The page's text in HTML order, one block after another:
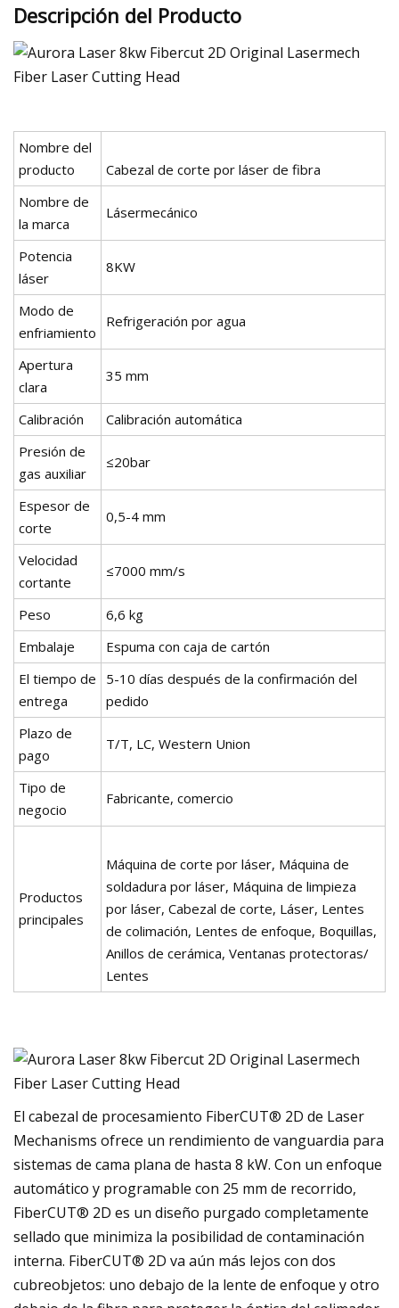
Descripción del Producto
Nombre del
producto
Cabezal de corte por láser de fibra
Nombre de
la marca
Lásermecánico
Potencia
láser
8KW
Modo de
enfriamiento
Refrigeración por agua
Apertura
clara
35 mm
Calibración
Calibración automática
Presión de
gas auxiliar
≤20bar
Espesor de
corte
0,5-4 mm
Velocidad
cortante
≤7000 mm/s
Peso
6,6 kg
Embalaje
Espuma con caja de cartón
El tiempo de
entrega
5-10 días después de la confirmación del
pedido
Plazo de
pago
T/T, LC, Western Union
Tipo de
negocio
Fabricante, comercio
Productos
principales
Máquina de corte por láser, Máquina de
soldadura por láser, Máquina de limpieza
por láser, Cabezal de corte, Láser, Lentes
de colimación, Lentes de enfoque, Boquillas,
Anillos de cerámica, Ventanas protectoras/
Lentes
El cabezal de procesamiento FiberCUT® 2D de Laser
Mechanisms ofrece un rendimiento de vanguardia para
sistemas de cama plana de hasta 8 kW. Con un enfoque
automático y programable con 25 mm de recorrido,
FiberCUT® 2D es un diseño purgado completamente
sellado que minimiza la posibilidad de contaminación
interna. FiberCUT® 2D va aún más lejos con dos
cubreobjetos: uno debajo de la lente de enfoque y otro